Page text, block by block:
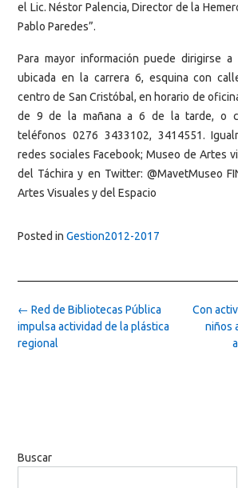
el Lic. Néstor Palencia, Director de la
Pablo Paredes”.
Para mayor información puede dirigirse
ubicada en la carrera 6, esquina con
centro de San Cristóbal, en horario de
de 9 de la mañana a 6 de la tarde, o
teléfonos 0276 3433102, 3414551.
redes sociales Facebook; Museo de Artes
del Táchira y en Twitter: @MavetMuseo
Artes Visuales y del Espacio
Posted in Gestion2012-2017
Post
navigation
Con
niños
← Red de Bibliotecas Pública
impulsa actividad de la plástica
regional
Buscar